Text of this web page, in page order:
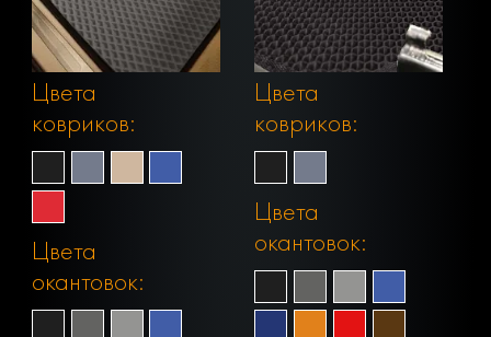
Цвета
ковриков:
Цвета
окантовок:
Цвета
ковриков:
Цвета
окантовок: